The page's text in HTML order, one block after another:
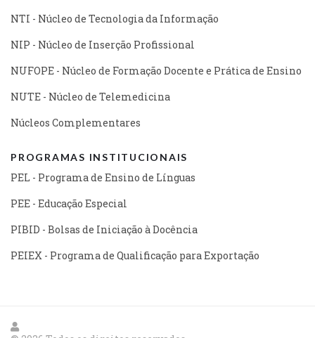
NTI - Núcleo de Tecnologia da Informação
NIP - Núcleo de Inserção Profissional
NUFOPE - Núcleo de Formação Docente e Prática de Ensino
NUTE - Núcleo de Telemedicina
Núcleos Complementares
PROGRAMAS INSTITUCIONAIS
PEL - Programa de Ensino de Línguas
PEE - Educação Especial
PIBID - Bolsas de Iniciação à Docência
PEIEX - Programa de Qualificação para Exportação